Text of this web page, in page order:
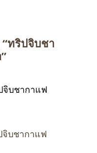
ทริปจิบชา
จิบชากาแฟ
จิบชากาแฟ